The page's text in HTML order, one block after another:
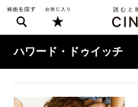
ハワード・ドゥイッチ